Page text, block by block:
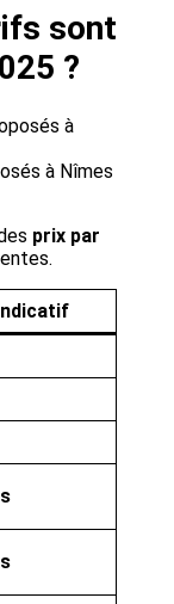
sont
?
à Nîmes
prix par